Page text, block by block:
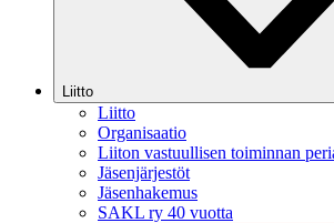
Liitto
Liitto
Organisaatio
Liiton vastuullisen toiminnan
Jäsenjärjestöt
Jäsenhakemus
SAKL ry 40 vuotta